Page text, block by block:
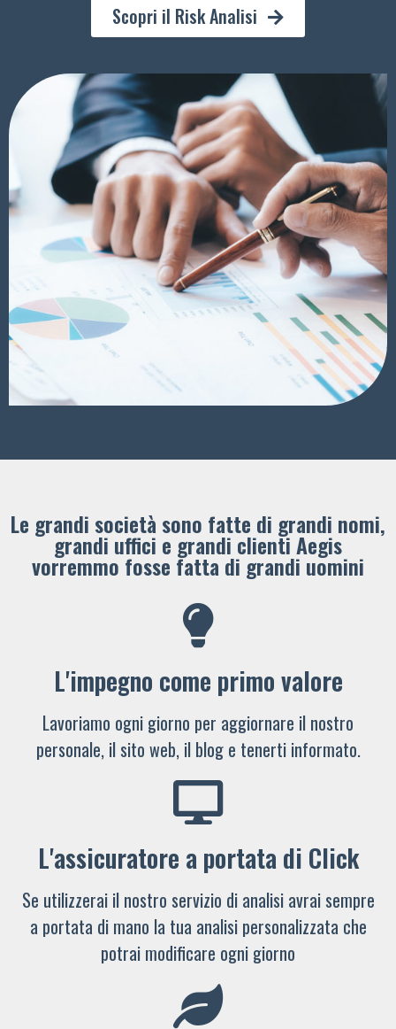
Scopri il Risk Analisi
Le grandi società sono fatte di grandi nomi,
grandi uffici e grandi clienti ​Aegis
vorremmo fosse fatta di grandi uomini
L'impegno come primo valore
Lavoriamo ogni giorno per aggiornare il nostro
personale, il sito web, il blog e tenerti informato.
L'assicuratore a portata di Click
Se utilizzerai il nostro servizio di analisi avrai sempre
a portata di mano la tua analisi personalizzata che
potrai modificare ogni giorno